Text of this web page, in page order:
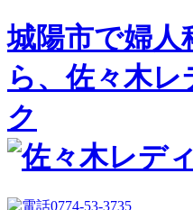
城陽市で婦人
ら、佐々木
ク